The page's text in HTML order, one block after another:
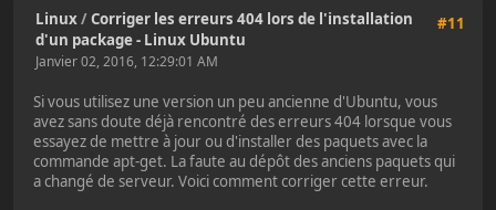
#11
Linux/Corriger les erreurs 404 lors de l'installation
d'un package - Linux Ubuntu
Janvier 02, 2016, 12:29:01 AM
Si vous utilisez une version un peu ancienne d'Ubuntu, vous
avez sans doute déjà rencontré des erreurs 404 lorsque vous
essayez de mettre à jour ou d'installer des paquets avec la
commande apt-get. La faute au dépôt des anciens paquets qui
a changé de serveur. Voici comment corriger cette erreur.